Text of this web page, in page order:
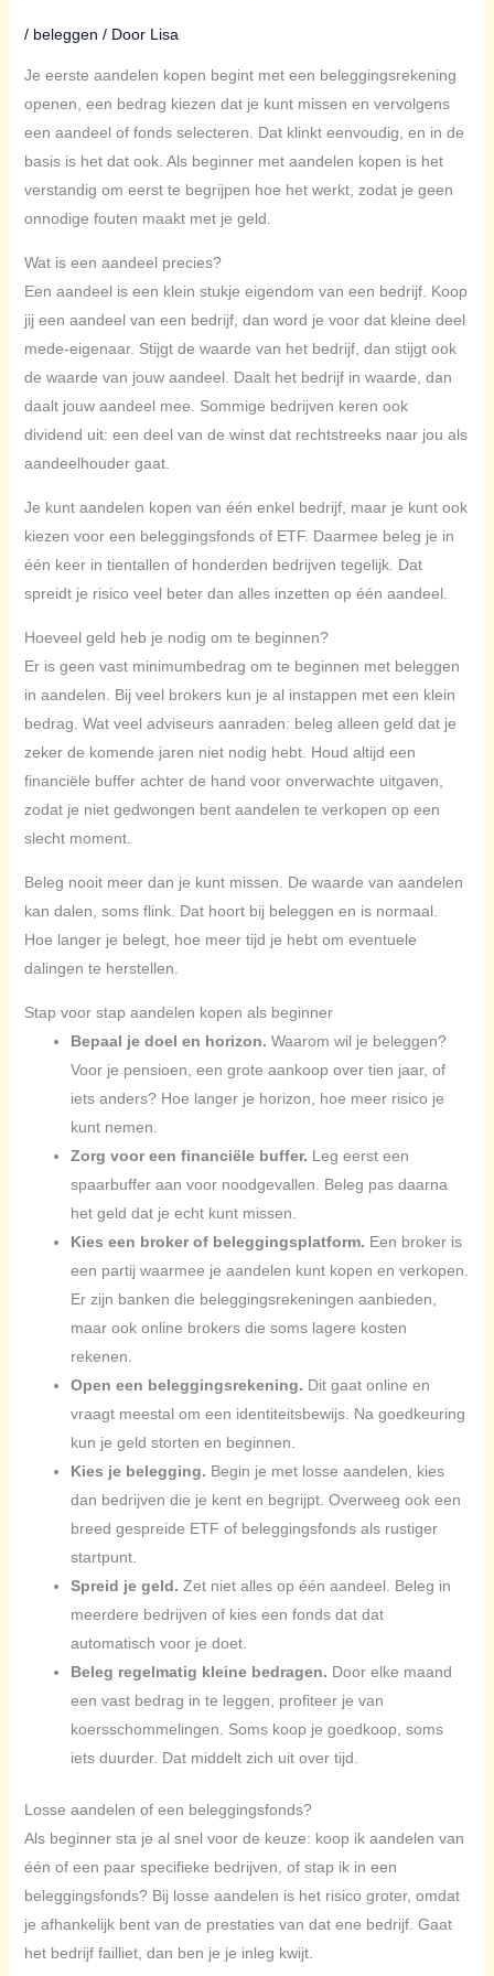
/ beleggen / Door Lisa
Je eerste aandelen kopen begint met een beleggingsrekening
openen, een bedrag kiezen dat je kunt missen en vervolgens
een aandeel of fonds selecteren. Dat klinkt eenvoudig, en in de
basis is het dat ook. Als beginner met aandelen kopen is het
verstandig om eerst te begrijpen hoe het werkt, zodat je geen
onnodige fouten maakt met je geld.
Wat is een aandeel precies?
Een aandeel is een klein stukje eigendom van een bedrijf. Koop
jij een aandeel van een bedrijf, dan word je voor dat kleine deel
mede-eigenaar. Stijgt de waarde van het bedrijf, dan stijgt ook
de waarde van jouw aandeel. Daalt het bedrijf in waarde, dan
daalt jouw aandeel mee. Sommige bedrijven keren ook
dividend uit: een deel van de winst dat rechtstreeks naar jou als
aandeelhouder gaat.
Je kunt aandelen kopen van één enkel bedrijf, maar je kunt ook
kiezen voor een beleggingsfonds of ETF. Daarmee beleg je in
één keer in tientallen of honderden bedrijven tegelijk. Dat
spreidt je risico veel beter dan alles inzetten op één aandeel.
Hoeveel geld heb je nodig om te beginnen?
Er is geen vast minimumbedrag om te beginnen met beleggen
in aandelen. Bij veel brokers kun je al instappen met een klein
bedrag. Wat veel adviseurs aanraden: beleg alleen geld dat je
zeker de komende jaren niet nodig hebt. Houd altijd een
financiële buffer achter de hand voor onverwachte uitgaven,
zodat je niet gedwongen bent aandelen te verkopen op een
slecht moment.
Beleg nooit meer dan je kunt missen. De waarde van aandelen
kan dalen, soms flink. Dat hoort bij beleggen en is normaal.
Hoe langer je belegt, hoe meer tijd je hebt om eventuele
dalingen te herstellen.
Stap voor stap aandelen kopen als beginner
Bepaal je doel en horizon. Waarom wil je beleggen?
Voor je pensioen, een grote aankoop over tien jaar, of
iets anders? Hoe langer je horizon, hoe meer risico je
kunt nemen.
Zorg voor een financiële buffer. Leg eerst een
spaarbuffer aan voor noodgevallen. Beleg pas daarna
het geld dat je echt kunt missen.
Kies een broker of beleggingsplatform. Een broker is
een partij waarmee je aandelen kunt kopen en verkopen.
Er zijn banken die beleggingsrekeningen aanbieden,
maar ook online brokers die soms lagere kosten
rekenen.
Open een beleggingsrekening. Dit gaat online en
vraagt meestal om een identiteitsbewijs. Na goedkeuring
kun je geld storten en beginnen.
Kies je belegging. Begin je met losse aandelen, kies
dan bedrijven die je kent en begrijpt. Overweeg ook een
breed gespreide ETF of beleggingsfonds als rustiger
startpunt.
Spreid je geld. Zet niet alles op één aandeel. Beleg in
meerdere bedrijven of kies een fonds dat dat
automatisch voor je doet.
Beleg regelmatig kleine bedragen. Door elke maand
een vast bedrag in te leggen, profiteer je van
koersschommelingen. Soms koop je goedkoop, soms
iets duurder. Dat middelt zich uit over tijd.
Losse aandelen of een beleggingsfonds?
Als beginner sta je al snel voor de keuze: koop ik aandelen van
één of een paar specifieke bedrijven, of stap ik in een
beleggingsfonds? Bij losse aandelen is het risico groter, omdat
je afhankelijk bent van de prestaties van dat ene bedrijf. Gaat
het bedrijf failliet, dan ben je je inleg kwijt.